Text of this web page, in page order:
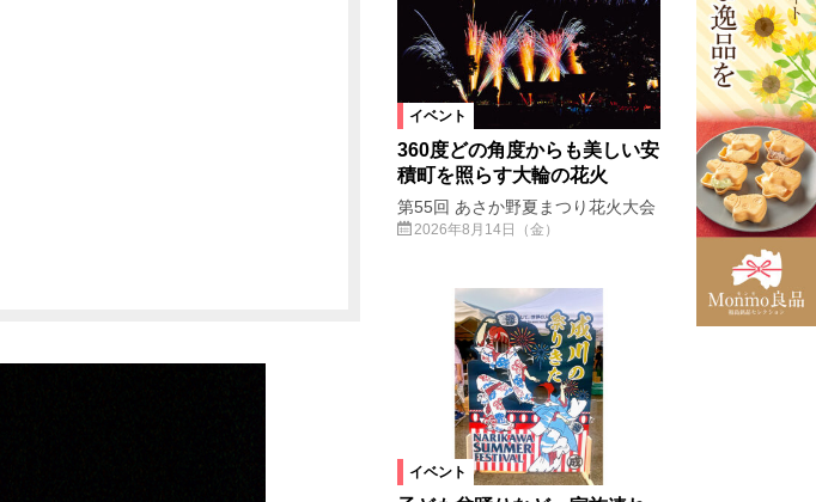
イベント
360度どの角度からも美しい安
積町を照らす大輪の花火
第55回 あさか野夏まつり花火大会
2026年8月14日（金）
イベント